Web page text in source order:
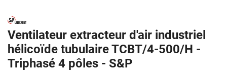
Ventilateur extracteur d'air industriel
hélicoïde tubulaire TCBT/4-500/H -
Triphasé 4 pôles - S&P